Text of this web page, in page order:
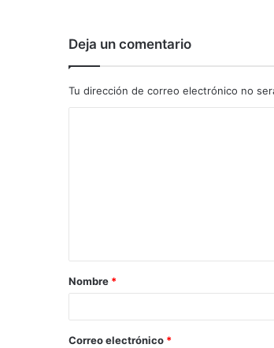
Deja un comentario
Tu dirección de correo electrónico no
a
r
Nombre *
Correo electrónico *